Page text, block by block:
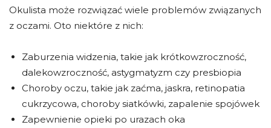
Okulista może rozwiązać wiele problemów związanych
z oczami. Oto niektóre z nich:
Zaburzenia widzenia, takie jak krótkowzroczność,
dalekowzroczność, astygmatyzm czy presbiopia
Choroby oczu, takie jak zaćma, jaskra, retinopatia
cukrzycowa, choroby siatkówki, zapalenie spojówek
Zapewnienie opieki po urazach oka